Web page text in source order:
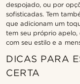
despojado, ou por
sofisticadas. Tem
que adicionam um
tem seu próprio apelo,
com seu estilo e a
DICAS PARA
CERTA